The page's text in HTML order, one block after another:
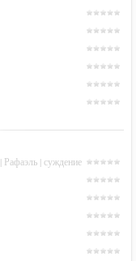
| Рафаэль |суждение